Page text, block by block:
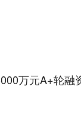
万元A+轮融